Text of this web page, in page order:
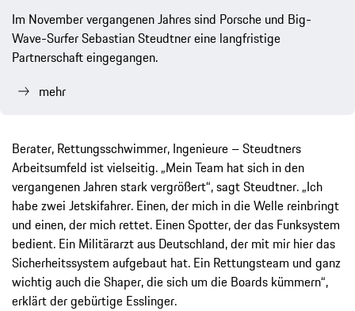
Im November vergangenen Jahres sind Porsche und Big-
Wave-Surfer Sebastian Steudtner eine langfristige
Partnerschaft eingegangen.
mehr
Berater, Rettungsschwimmer, Ingenieure – Steudtners
Arbeitsumfeld ist vielseitig. „Mein Team hat sich in den
vergangenen Jahren stark vergrößert“, sagt Steudtner. „Ich
habe zwei Jetskifahrer. Einen, der mich in die Welle reinbringt
und einen, der mich rettet. Einen Spotter, der das Funksystem
bedient. Ein Militärarzt aus Deutschland, der mit mir hier das
Sicherheitssystem aufgebaut hat. Ein Rettungsteam und ganz
wichtig auch die Shaper, die sich um die Boards kümmern“,
erklärt der gebürtige Esslinger.